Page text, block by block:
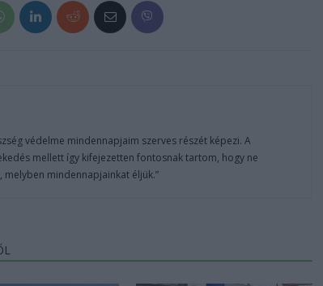
védelme mindennapjaim szerves részét képezi. A
mellett így kifejezetten fontosnak tartom, hogy ne
melyben mindennapjainkat éljük.”